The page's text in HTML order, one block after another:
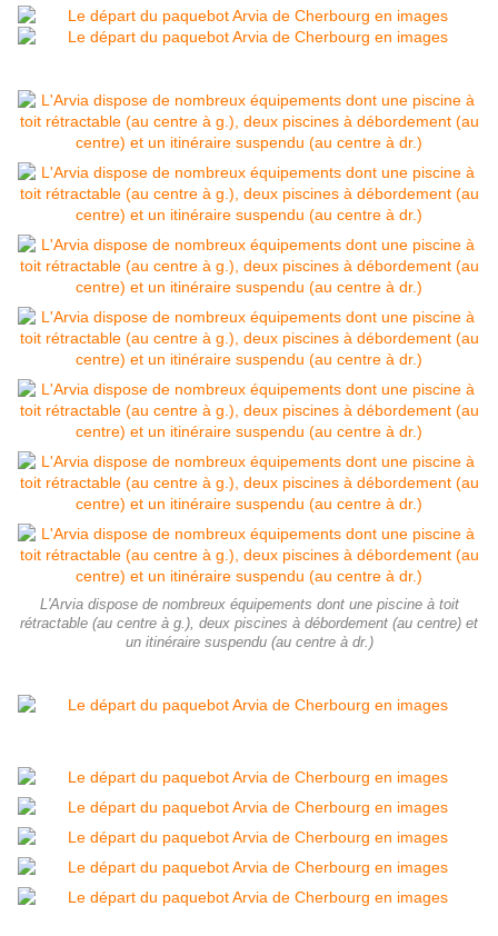
L'Arvia dispose de nombreux équipements dont une piscine à toit
rétractable (au centre à g.), deux piscines à débordement (au centre) et
un itinéraire suspendu (au centre à dr.)